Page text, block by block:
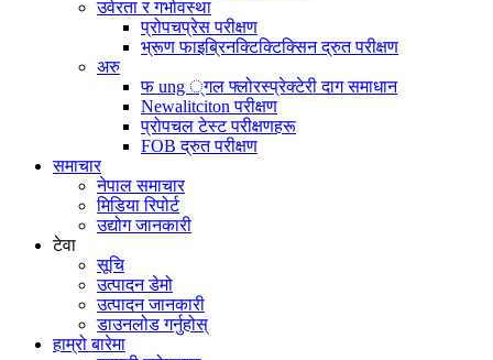
उर्वरता र गर्भावस्था
प्रोपचप्रेस परीक्षण
भ्रूण फाइब्रिनक्टिक्टिक्सिन द्रुत परीक्षण
अरु
फ ung ्गल फ्लोरस्प्रेक्टेरी दाग ​​समाधान
Newalitciton परीक्षण
प्रोपचल टेस्ट परीक्षणहरू
FOB द्रुत परीक्षण
समाचार
नेपाल समाचार
मिडिया रिपोर्ट
उद्योग जानकारी
टेवा
सूचि
उत्पादन डेमो
उत्पादन जानकारी
डाउनलोड गर्नुहोस्
हाम्रो बारेमा